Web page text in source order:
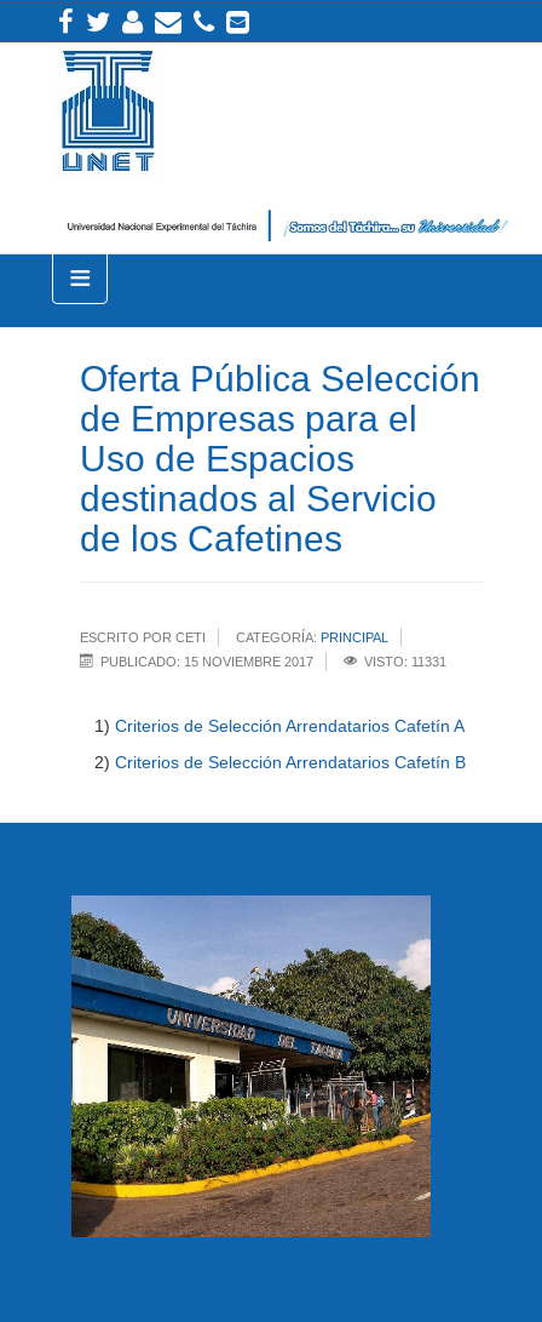
≡
Oferta Pública Selección
de Empresas para el
Uso de Espacios
destinados al Servicio
de los Cafetines
ESCRITO POR CETI CATEGORÍA: PRINCIPAL
PUBLICADO: 15 NOVIEMBRE 2017
VISTO: 11331
1)Criterios de Selección Arrendatarios Cafetín A
2)Criterios de Selección Arrendatarios Cafetín B